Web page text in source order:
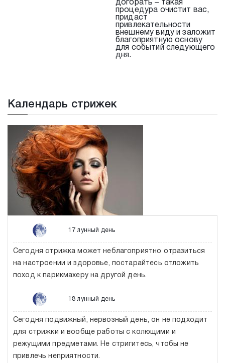
догорать – такая
процедура очистит вас,
придаст
привлекательности
внешнему виду и заложит
благоприятную основу
для событий следующего
дня.
Календарь стрижек
17 лунный день
Сегодня стрижка может неблагоприятно отразиться
на настроении и здоровье, постарайтесь отложить
поход к парикмахеру на другой день.
18 лунный день
Сегодня подвижный, нервозный день, он не подходит
для стрижки и вообще работы с колющими и
режущими предметами. Не стригитесь, чтобы не
привлечь неприятности.